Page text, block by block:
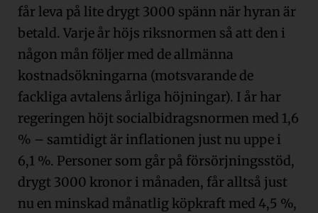
får leva på lite drygt 3000 spänn när hyran är
betald. Varje år höjs riksnormen så att den i
någon mån följer med de allmänna
kostnadsökningarna (motsvarande de
fackliga avtalens årliga höjningar). I år har
regeringen höjt socialbidragsnormen med 1,6
% – samtidigt är inflationen just nu uppe i
6,1 %. Personer som går på försörjningsstöd,
drygt 3000 kronor i månaden, får alltså just
nu en minskad månatlig köpkraft med 4,5 %,